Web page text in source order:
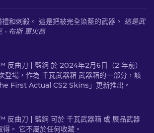
和刺殺。 這是把被完全染藍的武器。 這是武
- 布斯 軍火商
曲刀 | 藍鋼 於 2024年2月6日（2 年前）
登場，作為 千瓦武器箱 武器箱的一部分，該
First Actual CS2 Skins」更新推出。
曲刀 | 藍鋼 可於 千瓦武器箱 或 展品武器
。 它不屬於任何收藏。